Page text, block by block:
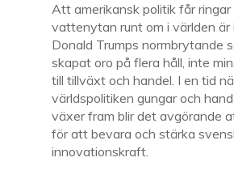
Att amerikansk politik får ringar
vattenytan runt om i världen är
Donald Trumps normbrytande
skapat oro på flera håll, inte
till tillväxt och handel. I en tid
världspolitiken gungar och
växer fram blir det avgörande
för att bevara och stärka
innovationskraft.